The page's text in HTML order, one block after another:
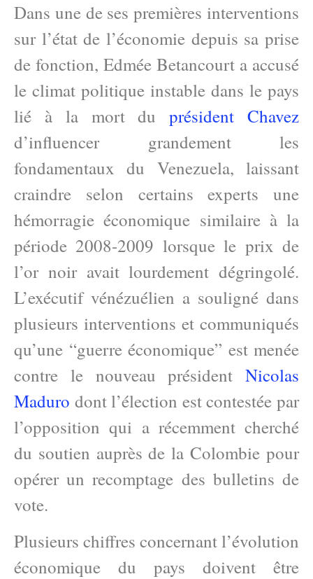
Dans une de ses premières interventions
sur l’état de l’économie depuis sa prise
de fonction, Edmée Betancourt a accusé
le climat politique instable dans le pays
lié à la mort duprésident Chavez
d’influencer grandement les
fondamentaux du Venezuela, laissant
craindre selon certains experts une
hémorragie économique similaire à la
période 2008-2009 lorsque le prix de
l’or noir avait lourdement dégringolé.
L’exécutif vénézuélien a souligné dans
plusieurs interventions et communiqués
qu’une “guerre économique” est menée
contre le nouveau président Nicolas
Maduro dont l’élection est contestée par
l’opposition qui a récemment cherché
du soutien auprès de la Colombie pour
opérer un recomptage des bulletins de
vote.
Plusieurs chiffres concernant l’évolution
économique du pays doivent être